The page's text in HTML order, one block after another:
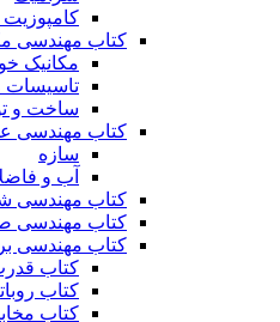
کتاب مهندسی
مکانیک
تاسیسات
ساخت و
کتاب مهندسی
سازه
آب و
کتاب مهندسی
کتاب مهندسی
کتاب مهندسی
کتاب
کتاب
کتاب